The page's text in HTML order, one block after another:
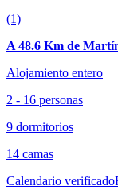
(1)
A 48.6 Km de
Alojamiento entero
2 - 16 personas
9 dormitorios
14 camas
Calendario verificado